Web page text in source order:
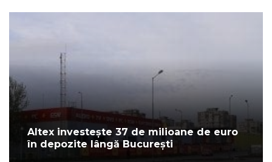
Altex investește 37 de milioane de euro
în depozite lângă București